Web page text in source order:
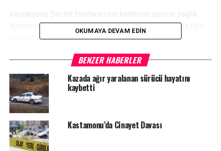
durumunun iyi olduğu öğrenildi. Polis, yaşanan olayla ilgili
inceleme başlattı.
YORUMLAR
Facebook Yorumları
ETIKETLER
OKUMAYA DEVAM EDIN
BENZER HABERLER
Kazada ağır yaralanan sürücü hayatını
kaybetti
Kastamonu’da Cinayet Davası